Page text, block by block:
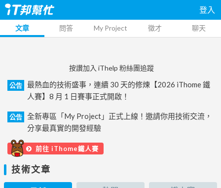
登入
文章 問答 My Project 徵才 聊天
按讚加入 iThelp 粉絲團追蹤
公告
最熱血的技術盛事，連續 30 天的修煉【2026 iThome 鐵
人賽】8 月 1 日賽事正式開啟！
公告
全新專區「My Project」正式上線！邀請你用技術交流，
分享最真實的開發經驗
前往 iThome鐵人賽
技術文章